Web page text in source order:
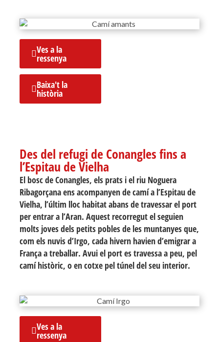
Ves a la
ressenya
Baixa't la
història
Des del refugi de Conangles fins a
l’Espitau de Vielha
El bosc de Conangles, els prats i el riu Noguera
Ribagorçana ens acompanyen de camí a l’Espitau de
Vielha, l’últim lloc habitat abans de travessar el port
per entrar a l’Aran. Aquest recorregut el seguien
molts joves dels petits pobles de les muntanyes que,
com els nuvis d’Irgo, cada hivern havien d’emigrar a
França a treballar. Avui el port es travessa a peu, pel
camí històric, o en cotxe pel túnel del seu interior.
Ves a la
ressenya